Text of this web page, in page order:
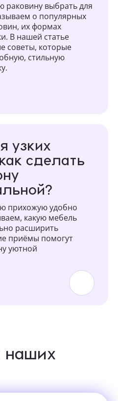
раковину выбрать для
о популярных
их формах
В нашей статье
советы, которые
стильную
узких
сделать
прихожую удобно
какую мебель
расширить
приёмы помогут
уютной
наших